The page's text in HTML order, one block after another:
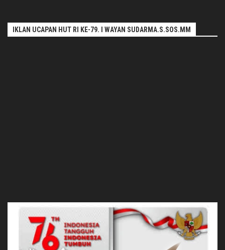
IKLAN UCAPAN HUT RI KE-79. I WAYAN SUDARMA.S.SOS.MM